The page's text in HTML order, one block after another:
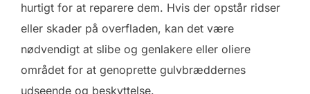
hurtigt for at reparere dem. Hvis der opstår ridser
eller skader på overfladen, kan det være
nødvendigt at slibe og genlakere eller oliere
området for at genoprette gulvbræddernes
udseende og beskyttelse.